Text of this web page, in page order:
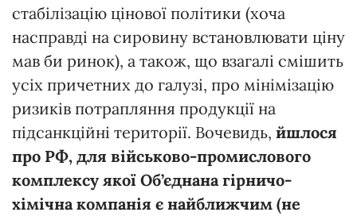
стабілізацію цінової політики (хоча
насправді на сировину встановлювати ціну
мав би ринок), а також, що взагалі смішить
усіх причетних до галузі, про мінімізацію
ризиків потрапляння продукції на
підсанкційні території. Вочевидь, йшлося
про РФ, для військово-промислового
комплексу якої Об’єднана гірничо-
хімічна компанія є найближчим (не